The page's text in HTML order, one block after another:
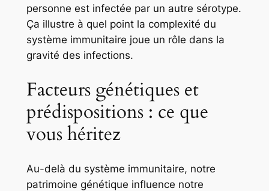
personne est infectée par un autre sérotype.
Ça illustre à quel point la complexité du
système immunitaire joue un rôle dans la
gravité des infections.
Facteurs génétiques et
prédispositions : ce que
vous héritez
Au-delà du système immunitaire, notre
patrimoine génétique influence notre